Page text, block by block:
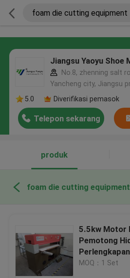
Jiangsu Yaoyu Shoe
No.8, zhenning salt
Yancheng city, Jiangsu
5.0
Diverifikasi pemasok
Telepon sekarang
produk
5.5kw Motor
Pemotong
MOQ：1 Set